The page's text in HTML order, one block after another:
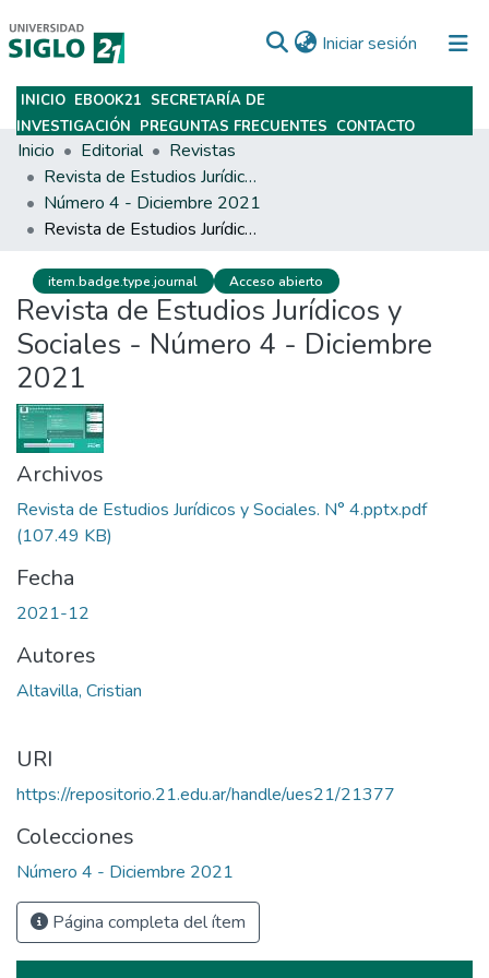
Iniciar sesión (current)
Subir
INICIO EBOOK21 SECRETARÍA DE
INVESTIGACIÓN PREGUNTAS FRECUENTES CONTACTO
Inicio Editorial
Revistas
Revista de Estudios Jurídicos y Sociales
Número 4 - Diciembre 2021
Revista de Estudios Jurídicos y Sociales - Número 4 - Diciembre 2021
item.badge.type.journal Acceso abierto
Revista de Estudios Jurídicos y
Sociales - Número 4 - Diciembre
2021
Archivos
Revista de Estudios Jurídicos y Sociales. N° 4.pptx.pdf
(107.49 KB)
Fecha
2021-12
Autores
Altavilla, Cristian
URI
https://repositorio.21.edu.ar/handle/ues21/21377
Colecciones
Número 4 - Diciembre 2021
Página completa del ítem